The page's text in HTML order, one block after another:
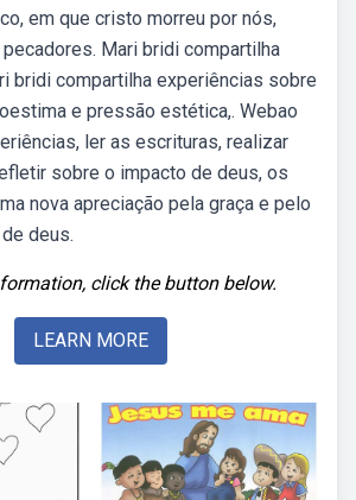
em que cristo morreu por nós,
Mari bridi compartilha
bridi compartilha experiências sobre
e pressão estética,. Webao
ler as escrituras, realizar
sobre o impacto de deus, os
nova apreciação pela graça e pelo
deus.
click the button below.
LEARN MORE